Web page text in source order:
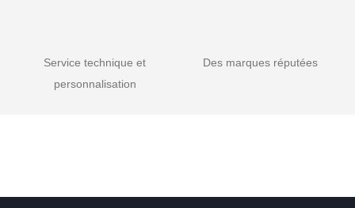
Service technique et
personnalisation
Des marques réputées